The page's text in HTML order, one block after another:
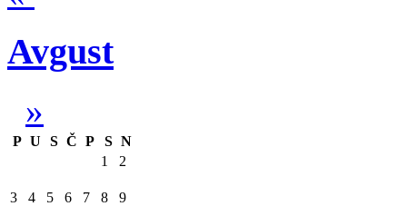
Avgust
»
P U S Č P S N
1
2
3 4 5 6 7 8 9